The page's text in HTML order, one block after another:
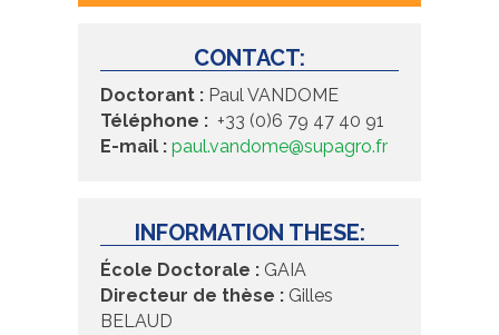
CONTACT:
Doctorant : Paul VANDOME
Téléphone : +33 (0)6 79 47 40 91
E-mail : paul.vandome@supagro.fr
INFORMATION THESE:
École Doctorale : GAIA
Directeur de thèse : Gilles
BELAUD